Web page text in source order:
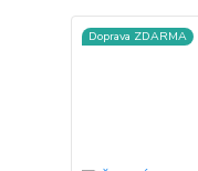
Doprava ZDARMA